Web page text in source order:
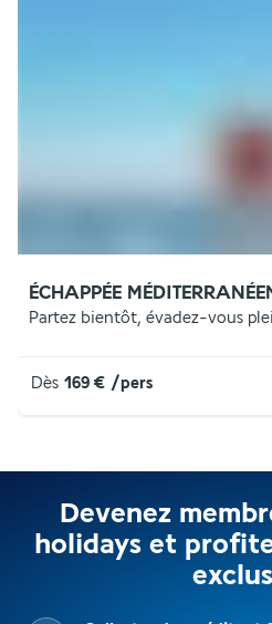
ÉCHAPPÉE
Partez bientôt, évadez-vous
Dès 169 € /pers
Devenez
holidays et